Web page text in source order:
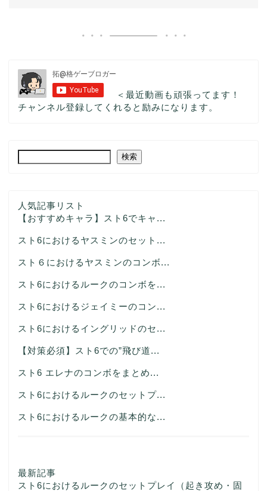
＜最近動画も頑張ってます！
チャンネル登録してくれると励みになります。
検索
人気記事リスト
【おすすめキャラ】スト6でキャ...
スト6におけるヤスミンのセット...
スト６におけるヤスミンのコンボ...
スト6におけるルークのコンボを...
スト6におけるジェイミーのコン...
スト6におけるイングリッドのセ...
【対策必須】スト6での”飛び道...
スト6 エレナのコンボをまとめ...
スト6におけるルークのセットプ...
スト6におけるルークの基本的な...
最新記事
スト6におけるルークのセットプレイ（起き攻め・固